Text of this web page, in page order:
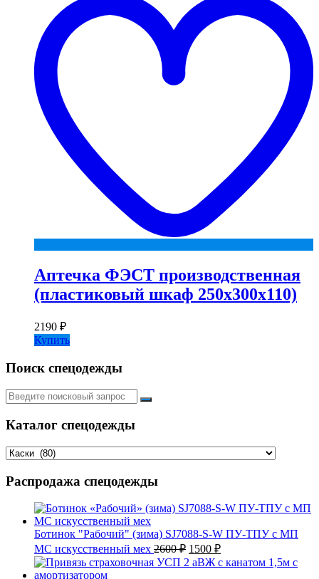
Аптечка ФЭСТ производственная
(пластиковый шкаф 250х300х110)
2190 ₽
Купить
Поиск спецодежды
Искать:
Каталог спецодежды
Распродажа спецодежды
Ботинок "Рабочий" (зима) SJ7088-S-W ПУ-ТПУ с МП
МС искусственный мех 2600₽ Первоначальная
цена
составляла
1500 ₽Текущая
цена: